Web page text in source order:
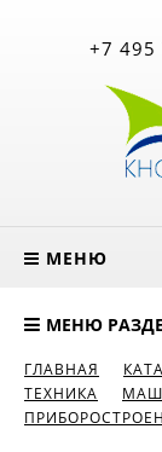
+7 495
МЕНЮ
МЕНЮ
ГЛАВНАЯ
ТЕХНИКА